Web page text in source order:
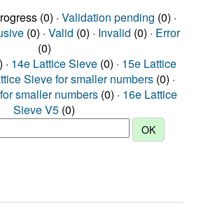
(0) · Validation pending (0) ·
(0) · Valid (0) · Invalid (0) · Error
(0)
14e Lattice Sieve (0) · 15e Lattice
Sieve for smaller numbers (0) ·
smaller numbers (0) · 16e Lattice
Sieve V5 (0)